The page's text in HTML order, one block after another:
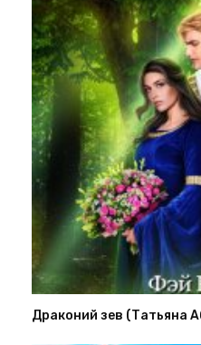
Драконий зев (Татьяна